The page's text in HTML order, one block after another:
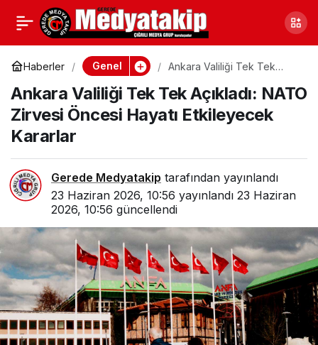
Haberler Genel
Ankara Valiliği Tek Tek
Öncesi Hayatı Etkileyecek
Kararlar
Ankara Valiliği Tek Tek Açıkladı: NATO
Zirvesi Öncesi Hayatı Etkileyecek
Kararlar
Gerede Medyatakip tarafından yayınlandı
23 Haziran 2026, 10:56 yayınlandı 23 Haziran
2026, 10:56 güncellendi
12. Yargı Paketi
TBMM’ye Sunuldu: Yeni
Kanun Teklifinin
Detayları Belli Oldu
Paylaş